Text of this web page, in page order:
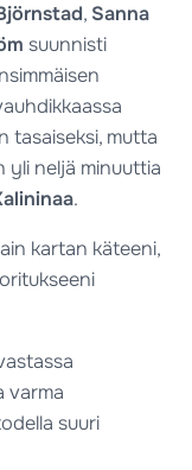
, Sanna
suunnisti
tasaiseksi, mutta
yli neljä minuuttia
.
kartan käteeni,
varma
suuri